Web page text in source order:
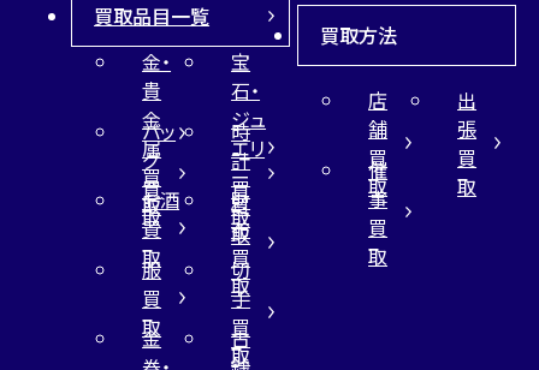
買取品目一覧
金・
貴
金
属
買
取
宝
石・
ジュ
エリ
ー
買
取
バッ
グ
買
取
時
計
買
取
お酒
買
取
財
布
買
取
服
買
取
切
手
買
取
金
古
買取方法
店
舗
買
取
出
張
買
取
催
事
買
取